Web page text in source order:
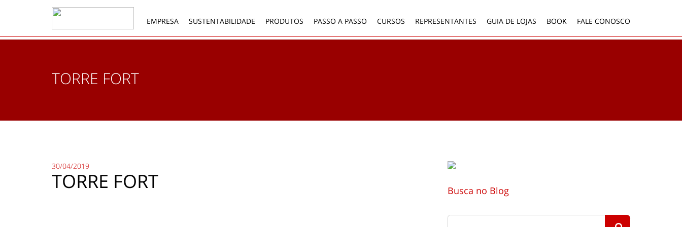
EMPRESA SUSTENTABILIDADE PRODUTOS PASSO A PASSO CURSOS REPRESENTANTES GUIA DE LOJAS BOOK FALE CONOSCO
TORRE FORT
30/04/2019
TORRE FORT Busca no Blog